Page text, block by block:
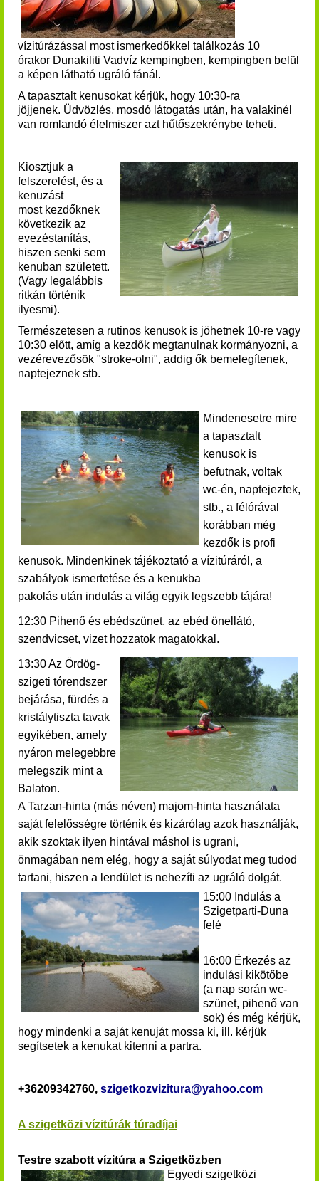
vízitúrázással most ismerkedőkkel találkozás 10
órakor Dunakiliti Vadvíz kempingben, kempingben belül
a képen látható ugráló fánál.
A tapasztalt kenusokat kérjük, hogy 10:30-ra
jöjjenek. Üdvözlés, mosdó látogatás után, ha valakinél
van romlandó élelmiszer azt hűtőszekrénybe teheti.
Kiosztjuk a
felszerelést, és a
kenuzást
most kezdőknek
következik az
evezéstanítás,
hiszen senki sem
kenuban született.
(Vagy legalábbis
ritkán történik
ilyesmi).
Természetesen a rutinos kenusok is jöhetnek 10-re vagy
10:30 előtt, amíg a kezdők megtanulnak kormányozni, a
vezérevezősök "stroke-olni", addig ők bemelegítenek,
naptejeznek stb.
Mindenesetre mire
a tapasztalt
kenusok is
befutnak, voltak
wc-én, naptejeztek,
stb., a félórával
korábban még
kezdők is profi
kenusok. Mindenkinek tájékoztató a vízitúráról, a
szabályok ismertetése és a kenukba
pakolás után indulás a világ egyik legszebb tájára!
12:30 Pihenő és ebédszünet, az ebéd önellátó,
szendvicset, vizet hozzatok magatokkal.
13:30 Az Ördög-
szigeti tórendszer
bejárása, fürdés a
kristálytiszta tavak
egyikében, amely
nyáron melegebbre
melegszik mint a
Balaton.
A Tarzan-hinta (más néven) majom-hinta használata
saját felelősségre történik és kizárólag azok használják,
akik szoktak ilyen hintával máshol is ugrani,
önmagában nem elég, hogy a saját súlyodat meg tudod
tartani, hiszen a lendület is nehezíti az ugráló dolgát.
15:00 Indulás a
Szigetparti-Duna
felé
16:00 Érkezés az
indulási kikötőbe
(a nap során wc-
szünet, pihenő van
sok) és még kérjük,
hogy mindenki a saját kenuját mossa ki, ill. kérjük
segítsetek a kenukat kitenni a partra.
+36209342760, szigetkozvizitura@yahoo.com
A szigetközi vízitúrák túradíjai
Testre szabott vízitúra a Szigetközben
Egyedi szigetközi